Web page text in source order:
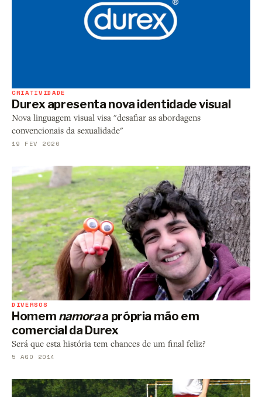
CRIATIVIDADE
Durex apresenta nova identidade visual
Nova linguagem visual visa "desafiar as abordagens
convencionais da sexualidade"
19 FEV 2020
DIVERSOS
Homem namoraa própria mão em
comercial da Durex
Será que esta história tem chances de um final feliz?
5 AGO 2014